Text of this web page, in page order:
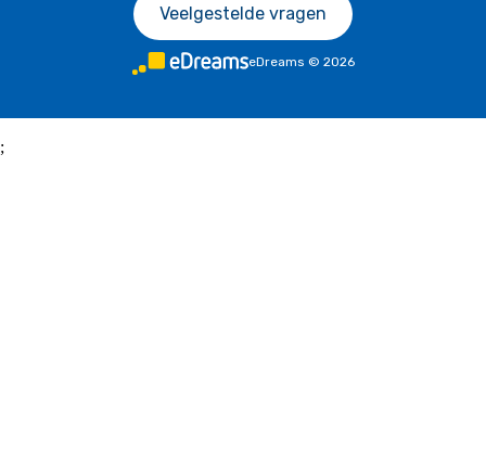
Veelgestelde vragen
eDreams © 2026
;